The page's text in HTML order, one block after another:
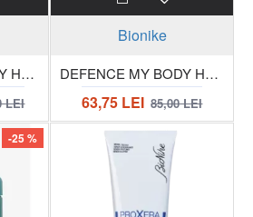
DEFENCE MY BODY Hydrabalm Crema grasa hidratanta 48h, borcan 320ml
LEI
Bionike
DEFENCE MY BODY Hydraoil Spray ulei hidratant 24h
63,75 LEI 85,00 LEI
-25 %